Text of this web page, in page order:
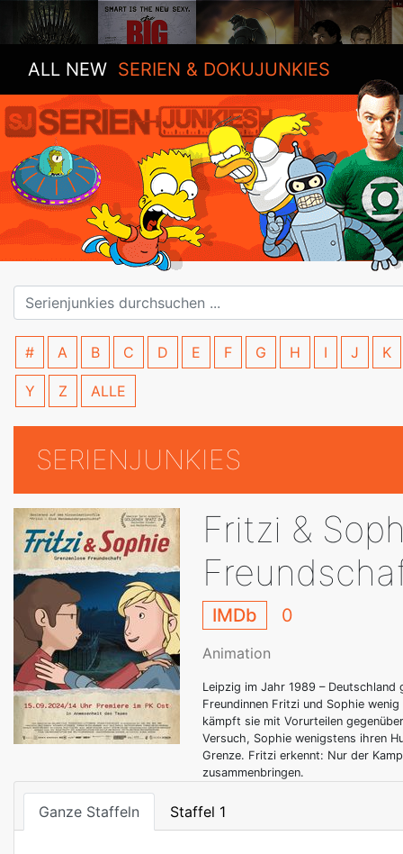
ALL NEW SERIEN & DOKUJUNKIES
# A B C D E F G H I J K
Y Z ALLE
SERIENJUNKIES
Fritzi &
IMDb 0
Animation
Leipzig im Jahr 1989 –
Freundinnen Fritzi und Sophie
kämpft sie mit Vorurteilen
Versuch, Sophie wenigstens ihren
Grenze. Fritzi erkennt: Nur der
zusammenbringen.
Ganze Staffeln Staffel 1